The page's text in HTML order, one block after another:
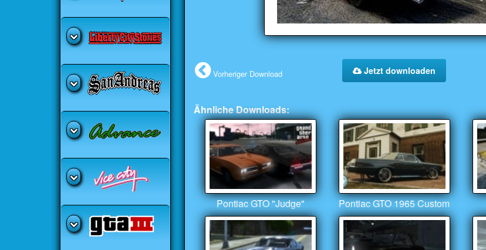
Vorheriger Download Jetzt downloaden
Ähnliche Downloads:
Pontiac GTO "Judge" Pontiac GTO 1965 Custom